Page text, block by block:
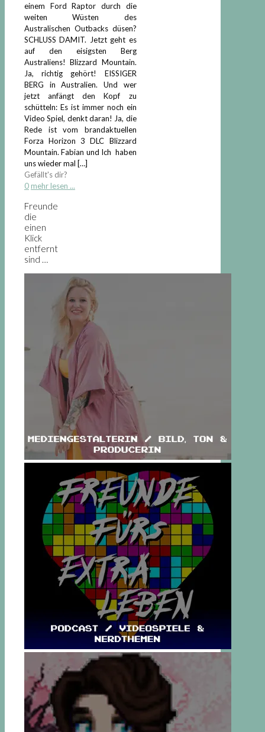
einem Ford Raptor durch die
weiten Wüsten des
Australischen Outbacks düsen?
SCHLUSS DAMIT. Jetzt geht es
auf den eisigsten Berg
Australiens! Blizzard Mountain.
Ja, richtig gehört! EISSIGER
BERG in Australien. Und wer
jetzt anfängt den Kopf zu
schütteln: Es ist immer noch ein
Video Spiel, denkt daran! Ja, die
Rede ist vom brandaktuellen
Forza Horizon 3 DLC Blizzard
Mountain. Fabian und Ich haben
uns wieder mal […]
Gefällt's dir?
0 mehr lesen ...
Freunde
die
einen
Klick
entfernt
sind …